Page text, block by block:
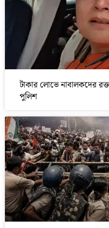
টাকার লোভে নাবালকদের
পুলিশ